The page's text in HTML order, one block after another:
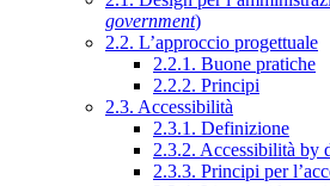
government)
2.2. L’approccio progettuale
2.2.1. Buone pratiche
2.2.2. Principi
2.3. Accessibilità
2.3.1. Definizione
2.3.2. Accessibilità by
2.3.3. Principi per